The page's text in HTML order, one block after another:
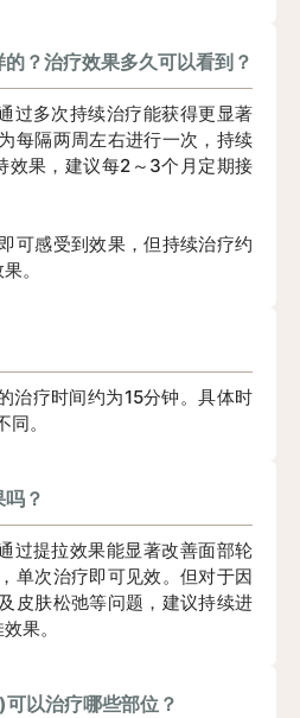
？治疗效果多久可以看到？
过多次持续治疗能获得更显著
每隔两周左右进行一次，持续
效果，建议每2～3个月定期接
可感受到效果，但持续治疗约
。
治疗时间约为15分钟。具体时
。
？
过提拉效果能显著改善面部轮
单次治疗即可见效。但对于因
皮肤松弛等问题，建议持续进
果。
以治疗哪些部位？